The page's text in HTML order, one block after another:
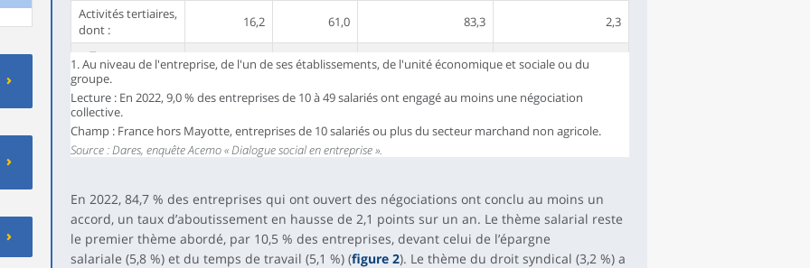
Activités tertiaires,
dont :
16,2 61,0 83,3 2,3
Transports et
entreposage
18,4 72,6 90,7
Entreprises
ayant un
délégué syndical
Ensemble 16,6 62,2
1. Au niveau de l'entreprise, de l'un de ses établissements, de l'unité économique et sociale ou du
groupe.
Lecture : En 2022, 9,0 % des entreprises de 10 à 49 salariés ont engagé au moins une négociation
collective.
Champ : France hors Mayotte, entreprises de 10 salariés ou plus du secteur marchand non agricole.
Source : Dares, enquête Acemo « Dialogue social en entreprise ».
En 2022, 84,7 % des entreprises qui ont ouvert des négociations ont conclu au moins un
accord, un taux d’aboutissement en hausse de 2,1 points sur un an. Le thème salarial reste
le premier thème abordé, par 10,5 % des entreprises, devant celui de l’épargne
salariale (5,8 %) et du temps de travail (5,1 %) (figure 2). Le thème du droit syndical (3,2 %) a